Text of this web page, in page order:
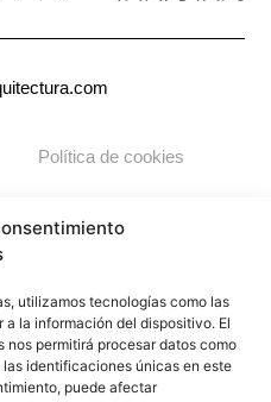
utilizamos tecnologías como las
la información del dispositivo. El
permitirá procesar datos como
identificaciones únicas en este
puede afectar
Política de cookies